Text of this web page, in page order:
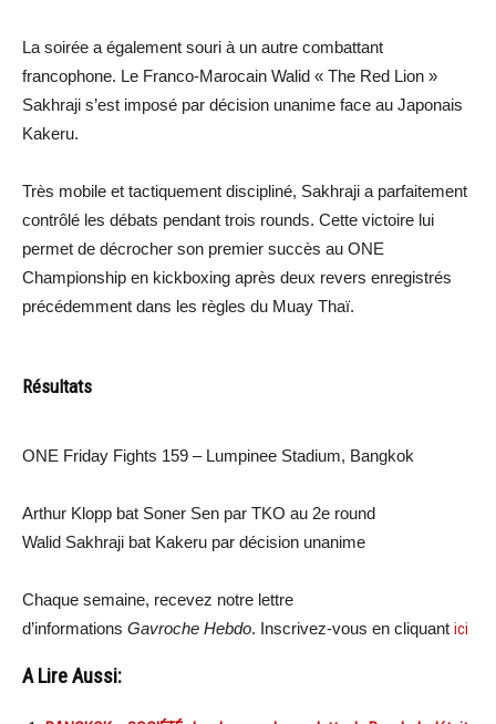
La soirée a également souri à un autre combattant
francophone. Le Franco-Marocain Walid « The Red Lion »
Sakhraji s’est imposé par décision unanime face au Japonais
Kakeru.
Très mobile et tactiquement discipliné, Sakhraji a parfaitement
contrôlé les débats pendant trois rounds. Cette victoire lui
permet de décrocher son premier succès au ONE
Championship en kickboxing après deux revers enregistrés
précédemment dans les règles du Muay Thaï.
Résultats
ONE Friday Fights 159 – Lumpinee Stadium, Bangkok
Arthur Klopp bat Soner Sen par TKO au 2e round
Walid Sakhraji bat Kakeru par décision unanime
Chaque semaine, recevez notre lettre
d’informations Gavroche Hebdo. Inscrivez-vous en cliquant ici
A Lire Aussi: